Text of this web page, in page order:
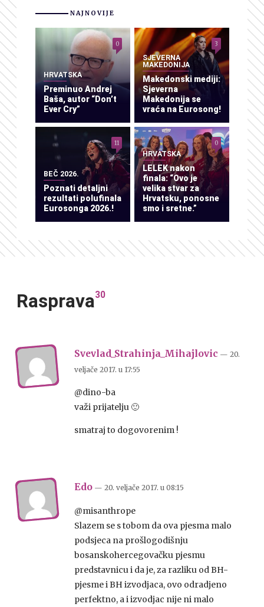
NAJNOVIJE
HRVATSKA
Preminuo Andrej
Baša, autor “Don’t
Ever Cry”
0
SJEVERNA
MAKEDONIJA
Makedonski mediji:
Sjeverna
Makedonija se
vraća na Eurosong!
3
BEČ 2026.
Poznati detaljni
rezultati polufinala
Eurosonga 2026.!
11
HRVATSKA
LELEK nakon
finala: “Ovo je
velika stvar za
Hrvatsku, ponosne
smo i sretne.”
0
Rasprava30
Svevlad_Strahinja_Mihajlovic — 20.
veljače 2017. u 17:55
@dino-ba
važi prijatelju 🙂
smatraj to dogovorenim !
Edo — 20. veljače 2017. u 08:15
@misanthrope
Slazem se s tobom da ova pjesma malo
podsjeca na prošlogodišnju
bosanskohercegovačku pjesmu
predstavnicu i da je, za razliku od BH-
pjesme i BH izvodjaca, ovo odradjeno
perfektno, a i izvodjac nije ni malo